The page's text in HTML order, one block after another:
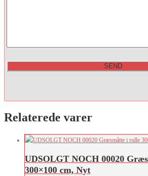
Relaterede varer
UDSOLGT NOCH 00020
300×100 cm, Nyt